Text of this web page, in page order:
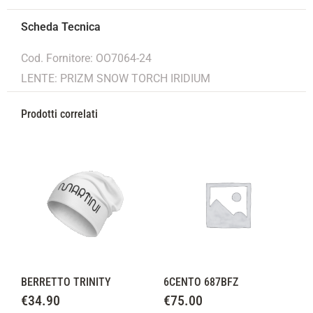
Cod. Fornitore: OO7064-24
LENTE: PRIZM SNOW TORCH IRIDIUM
Prodotti correlati
BERRETTO TRINITY
€34.90
6CENTO 687BFZ
€75.00